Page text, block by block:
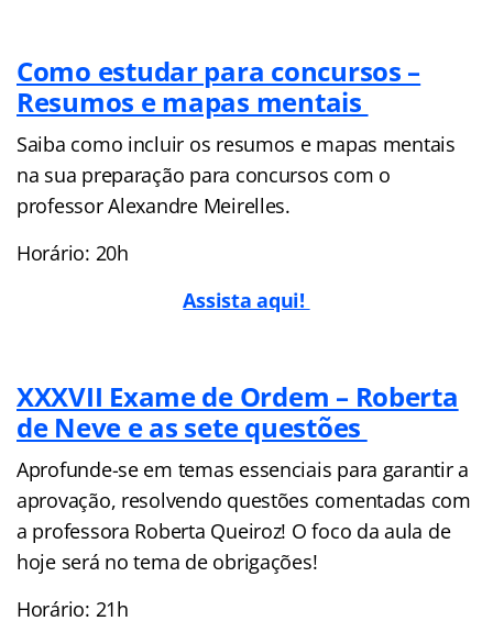
Como estudar para concursos –
Resumos e mapas mentais
Saiba como incluir os resumos e mapas mentais
na sua preparação para concursos com o
professor Alexandre Meirelles.
Horário: 20h
Assista aqui!
XXXVII Exame de Ordem – Roberta
de Neve e as sete questões
Aprofunde-se em temas essenciais para garantir a
aprovação, resolvendo questões comentadas com
a professora Roberta Queiroz! O foco da aula de
hoje será no tema de obrigações!
Horário: 21h